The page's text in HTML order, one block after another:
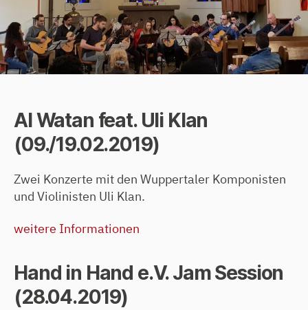
Al Watan feat. Uli Klan
(09./19.02.2019)
Zwei Konzerte mit den Wuppertaler Komponisten
und Violinisten Uli Klan.
weitere Informationen
Hand in Hand e.V. Jam Session
(28.04.2019)